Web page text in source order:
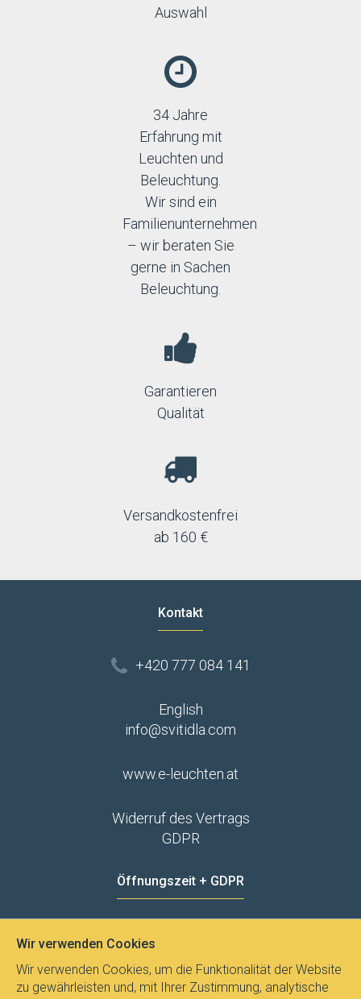
Auswahl
34 Jahre
Erfahrung mit
Leuchten und
Beleuchtung.
Wir sind ein
Familienunternehmen
– wir beraten Sie
gerne in Sachen
Beleuchtung.
Garantieren
Qualität
Versandkostenfrei
ab 160 €
Kontakt
+420 777 084 141
English
info@svitidla.com
www.e-leuchten.at
Widerruf des Vertrags
GDPR
Öffnungszeit + GDPR
Wir verwenden Cookies
Wir verwenden Cookies, um die Funktionalität der Website
zu gewährleisten und, mit Ihrer Zustimmung, analytische